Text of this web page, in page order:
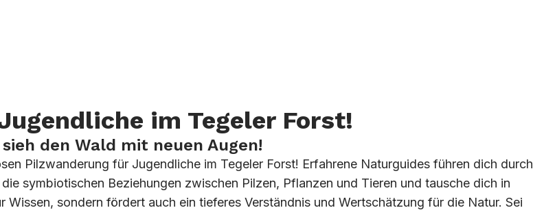
im Tegeler Forst!
den Wald mit neuen Augen!
Pilzwanderung für Jugendliche im Tegeler Forst! Erfahrene Naturguides führen dich durch
symbiotischen Beziehungen zwischen Pilzen, Pflanzen und Tieren und tausche dich in
sondern fördert auch ein tieferes Verständnis und Wertschätzung für die Natur. Sei